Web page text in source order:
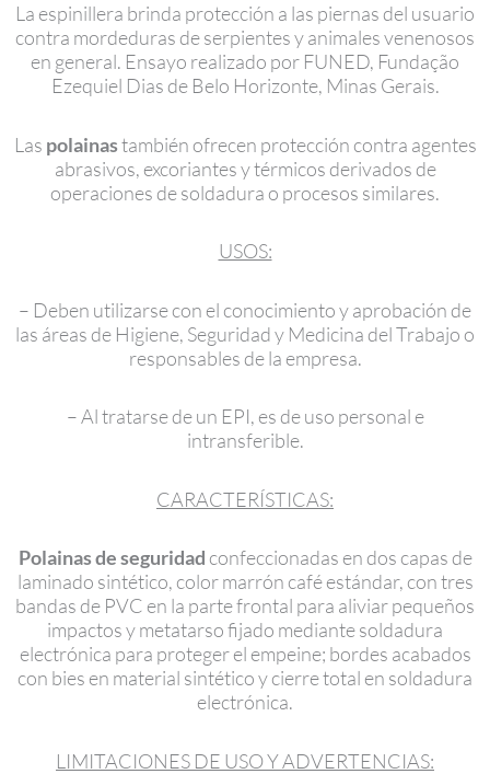
La espinillera brinda protección a las piernas del usuario
contra mordeduras de serpientes y animales venenosos
en general. Ensayo realizado por FUNED, Fundação
Ezequiel Dias de Belo Horizonte, Minas Gerais.
Las polainastambién ofrecen protección contra agentes
abrasivos, excoriantes y térmicos derivados de
operaciones de soldadura o procesos similares.
USOS:
– Deben utilizarse con el conocimiento y aprobación de
las áreas de Higiene, Seguridad y Medicina del Trabajo o
responsables de la empresa.
– Al tratarse de un EPI, es de uso personal e
intransferible.
CARACTERÍSTICAS:
Polainas de seguridad confeccionadas en dos capas de
laminado sintético, color marrón café estándar, con tres
bandas de PVC en la parte frontal para aliviar pequeños
impactos y metatarso fijado mediante soldadura
electrónica para proteger el empeine; bordes acabados
con bies en material sintético y cierre total en soldadura
electrónica.
LIMITACIONES DE USO Y ADVERTENCIAS: